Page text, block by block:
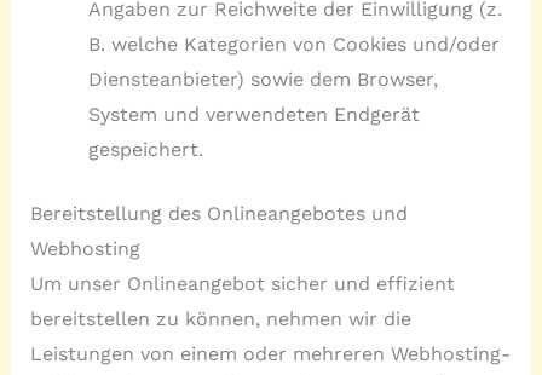
Angaben zur Reichweite der Einwilligung (z.
B. welche Kategorien von Cookies und/oder
Diensteanbieter) sowie dem Browser,
System und verwendeten Endgerät
gespeichert.
Bereitstellung des Onlineangebotes und
Webhosting
Um unser Onlineangebot sicher und effizient
bereitstellen zu können, nehmen wir die
Leistungen von einem oder mehreren Webhosting-